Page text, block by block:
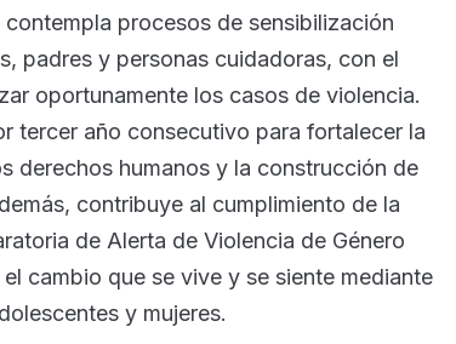
procesos de sensibilización
padres y personas cuidadoras, con el
oportunamente los casos de violencia.
tercer año consecutivo para fortalecer la
derechos humanos y la construcción de
contribuye al cumplimiento de la
de Alerta de Violencia de Género
cambio que se vive y se siente mediante
y mujeres.